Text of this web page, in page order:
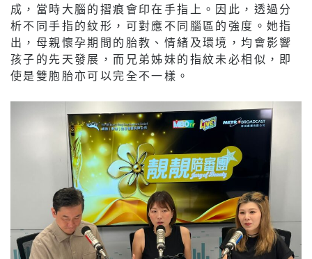
成，當時大腦的摺痕會印在手指上。因此，透過分
析不同手指的紋形，可對應不同腦區的強度。她指
出，母親懷孕期間的胎教、情緒及環境，均會影響
孩子的先天發展，而兄弟姊妹的指紋未必相似，即
使是雙胞胎亦可以完全不一樣。